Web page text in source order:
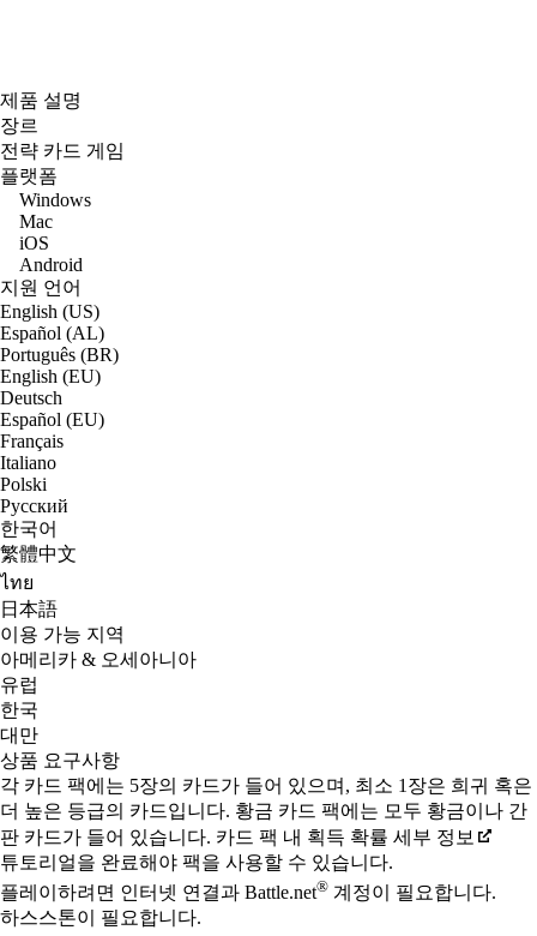
제품 설명
장르
전략 카드 게임
플랫폼
Windows
Mac
iOS
Android
지원 언어
English (US)
Español (AL)
Português (BR)
English (EU)
Deutsch
Español (EU)
Français
Italiano
Polski
Русский
한국어
繁體中文
ไทย
日本語
이용 가능 지역
아메리카 & 오세아니아
유럽
한국
대만
상품 요구사항
각 카드 팩에는 5장의 카드가 들어 있으며, 최소 1장은 희귀 혹은
더 높은 등급의 카드입니다. 황금 카드 팩에는 모두 황금이나 간
판 카드가 들어 있습니다. 카드 팩 내 획득 확률 세부 정보
튜토리얼을 완료해야 팩을 사용할 수 있습니다.
플레이하려면 인터넷 연결과 Battle.net® 계정이 필요합니다.
하스스톤이 필요합니다.